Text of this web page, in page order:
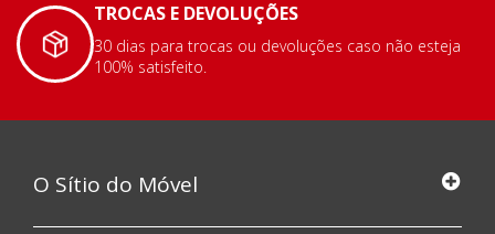
TROCAS E DEVOLUÇÕES
30 dias para trocas ou devoluções caso não esteja
100% satisfeito.
O Sítio do Móvel